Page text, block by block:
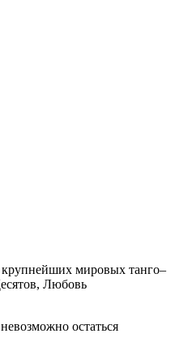
мировых танго–
Любовь
остаться